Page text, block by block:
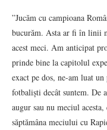
”Jucăm cu campioana
bucurăm. Asta ar fi în linii
acest meci. Am anticipat
prinde bine la capitolul
exact pe dos, ne-am luat
fotbaliști decât suntem. De
augur sau nu meciul
săptămâna meciului cu